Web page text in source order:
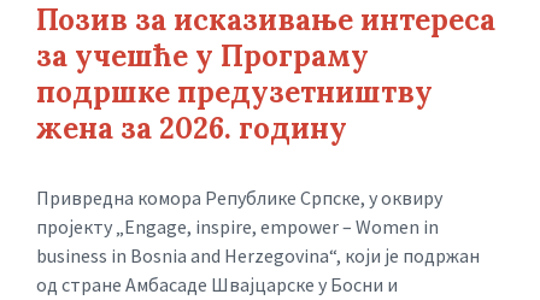
Позив за исказивање интереса
за учешће у Програму
подршке предузетништву
жена за 2026. годину
Привредна комора Републике Српске, у оквиру
пројекту „Engage, inspire, empower – Women in
business in Bosnia and Herzegovina“, који је подржан
од стране Амбасаде Швајцарске у Босни и